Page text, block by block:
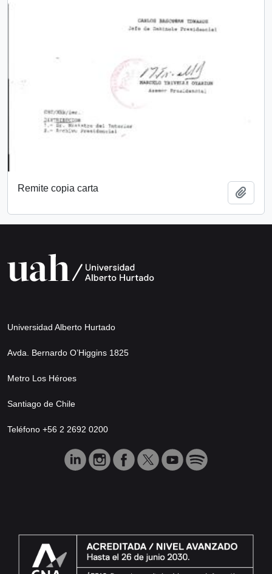
Remite copia carta
Universidad Alberto Hurtado
Avda. Bernardo O’Higgins 1825
Metro Los Héroes
Santiago de Chile
Teléfono +56 2 2692 0200